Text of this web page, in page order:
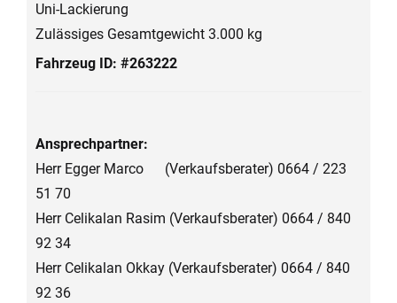
Uni-Lackierung
Zulässiges Gesamtgewicht 3.000 kg
Fahrzeug ID: #263222
Ansprechpartner:
Herr Egger Marco (Verkaufsberater) 0664 / 223
51 70
Herr Celikalan Rasim (Verkaufsberater) 0664 / 840
92 34
Herr Celikalan Okkay (Verkaufsberater) 0664 / 840
92 36